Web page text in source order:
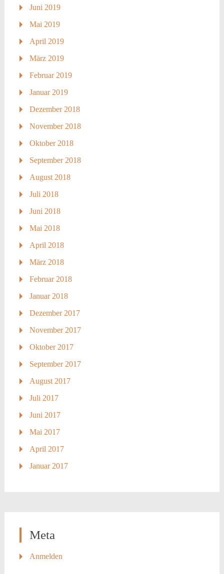
Juni 2019
Mai 2019
April 2019
März 2019
Februar 2019
Januar 2019
Dezember 2018
November 2018
Oktober 2018
September 2018
August 2018
Juli 2018
Juni 2018
Mai 2018
April 2018
März 2018
Februar 2018
Januar 2018
Dezember 2017
November 2017
Oktober 2017
September 2017
August 2017
Juli 2017
Juni 2017
Mai 2017
April 2017
Januar 2017
Meta
Anmelden